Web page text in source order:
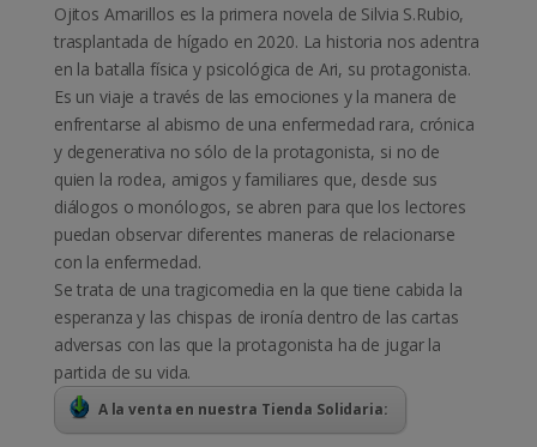
Ojitos Amarillos es la primera novela de Silvia S.Rubio,
trasplantada de hígado en 2020. La historia nos adentra
en la batalla física y psicológica de Ari, su protagonista.
Es un viaje a través de las emociones y la manera de
enfrentarse al abismo de una enfermedad rara, crónica
y degenerativa no sólo de la protagonista, si no de
quien la rodea, amigos y familiares que, desde sus
diálogos o monólogos, se abren para que los lectores
puedan observar diferentes maneras de relacionarse
con la enfermedad.
Se trata de una tragicomedia en la que tiene cabida la
esperanza y las chispas de ironía dentro de las cartas
adversas con las que la protagonista ha de jugar la
partida de su vida.
A la venta en nuestra Tienda Solidaria: